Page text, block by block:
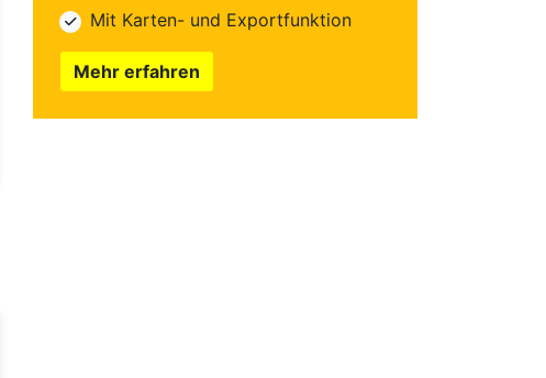
Mit Karten- und Exportfunktion
Mehr erfahren